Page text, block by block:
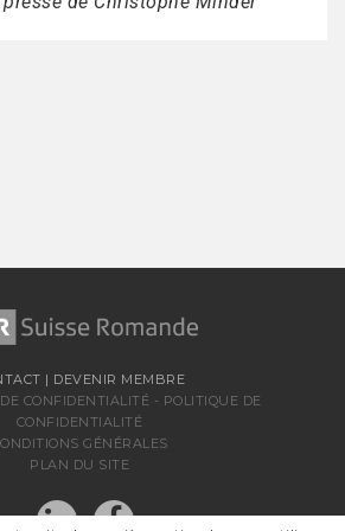
| DEVENIR MEMBRE
CONFIDENTIALITÉ - POLITIQUE DE
CONFIDENTIALITÉ
GÉNÉRALES
PLAN DU SITE